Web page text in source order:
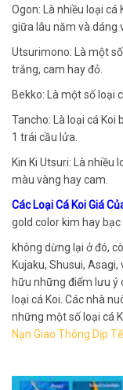
Ogon: Là nhiều loại
giữa lâu năm và dáng
Utsurimono: Là một
trắng, cam hay đỏ.
Bekko: Là một số loại
Tancho: Là loại cá
1 trái cầu lửa.
Kin Ki Utsuri: Là nhiều
màu vàng hay cam.
Các Loại Cá Koi Giá
gold color kim hay
không dừng lại ở đó,
Kujaku, Shusui,
hữu những điểm lưu ý
loại cá Koi. Các nhà
những một số loại cá
Nạn Giao Thông Dịp